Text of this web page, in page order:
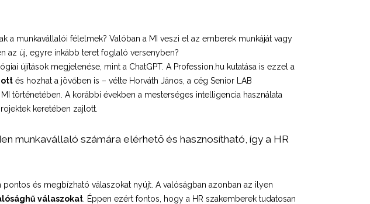
a munkavállalói félelmek? Valóban a MI veszi el az emberek munkáját vagy
az új, egyre inkább teret foglaló versenyben?
újítások megjelenése, mint a ChatGPT. A Profession.hu kutatása is ezzel a
és hozhat a jövőben is – vélte Horváth János, a cég Senior LAB
történetében. A korábbi években a mesterséges intelligencia használata
keretében zajlott.
munkavállaló számára elérhető és hasznosítható, így a HR
és megbízható válaszokat nyújt. A valóságban azonban az ilyen
válaszokat . Éppen ezért fontos, hogy a HR szakemberek tudatosan